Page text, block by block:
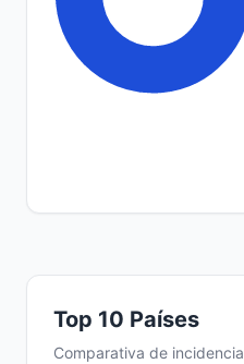
Top 10 Países
Comparativa de incidencia